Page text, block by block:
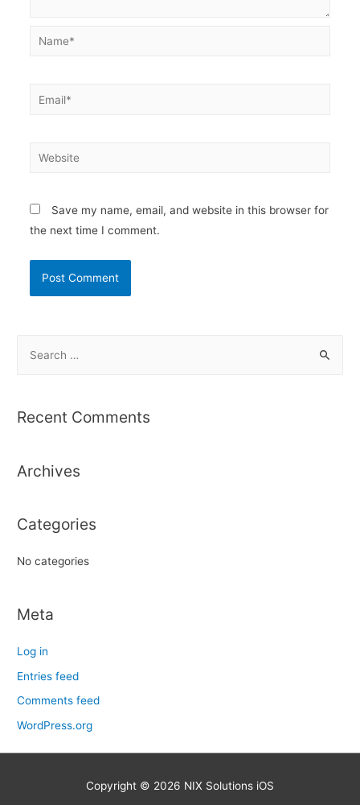
Name*
Email*
Website
Save my name, email, and website in this browser for
the next time I comment.
r
f
r
Recent Comments
Archives
Categories
No categories
Meta
Log in
Entries feed
Comments feed
WordPress.org
Copyright © 2026 NIX Solutions iOS